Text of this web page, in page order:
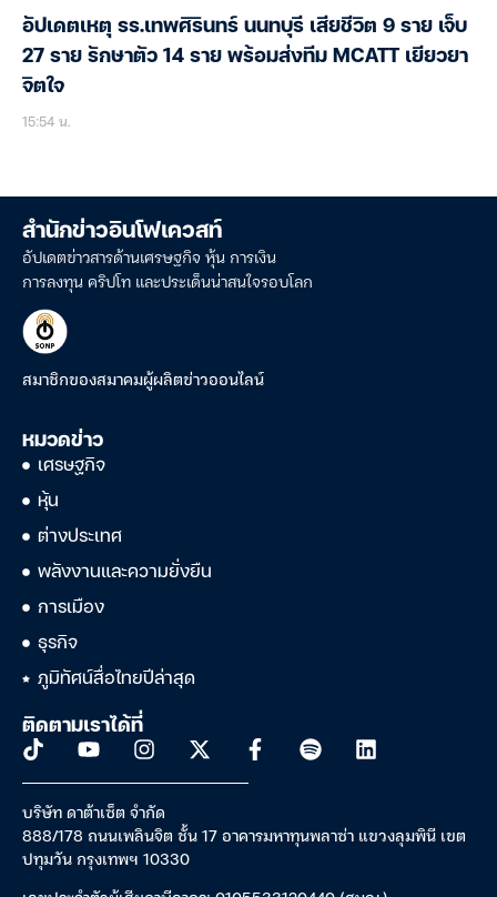
อัปเดตเหตุ รร.เทพศิรินทร์ นนทบุรี เสียชีวิต 9 ราย เจ็บ
27 ราย รักษาตัว 14 ราย พร้อมส่งทีม MCATT เยียวยา
จิตใจ
15:54 น.
สำนักข่าวอินโฟเควสท์
อัปเดตข่าวสารด้านเศรษฐกิจ หุ้น การเงิน
การลงทุน คริปโท และประเด็นน่าสนใจรอบโลก
สมาชิกของสมาคมผู้ผลิตข่าวออนไลน์
หมวดข่าว
เศรษฐกิจ
หุ้น
ต่างประเทศ
พลังงานและความยั่งยืน
การเมือง
ธุรกิจ
ภูมิทัศน์สื่อไทยปีล่าสุด
ติดตามเราได้ที่
บริษัท ดาต้าเซ็ต จำกัด
888/178 ถนนเพลินจิต ชั้น 17 อาคารมหาทุนพลาซ่า แขวงลุมพินี เขต
ปทุมวัน กรุงเทพฯ 10330